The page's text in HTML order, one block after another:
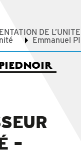
DE L’UNITE
Emmanuel
–